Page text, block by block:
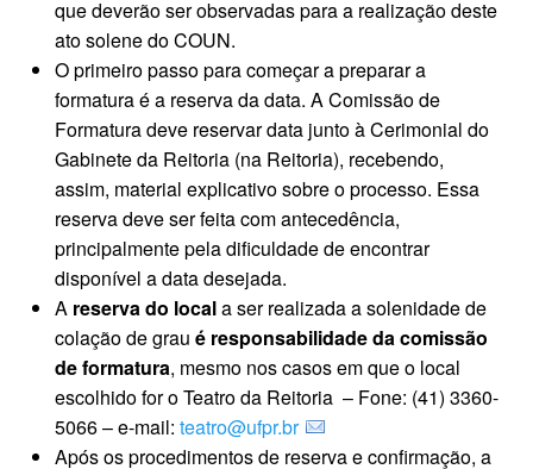
que deverão ser observadas para a realização deste
ato solene do COUN.
O primeiro passo para começar a preparar a
formatura é a reserva da data. A Comissão de
Formatura deve reservar data junto à Cerimonial do
Gabinete da Reitoria (na Reitoria), recebendo,
assim, material explicativo sobre o processo. Essa
reserva deve ser feita com antecedência,
principalmente pela dificuldade de encontrar
disponível a data desejada.
A reserva do locala ser realizada a solenidade de
colação de grau é responsabilidade da comissão
de formatura, mesmo nos casos em que o local
escolhido for o Teatro da Reitoria – Fone: (41) 3360-
5066 – e-mail: teatro@ufpr.br
Após os procedimentos de reserva e confirmação, a